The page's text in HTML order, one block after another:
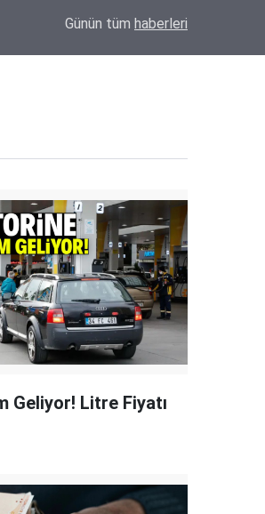
Olacağız"
Günün tüm haberleri
Geliyor! Litre Fiyatı